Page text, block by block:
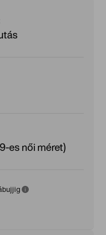
es női méret)